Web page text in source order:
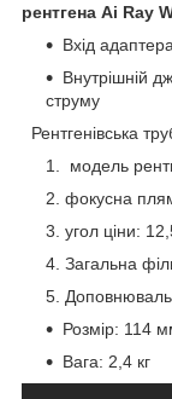
рентгена Ai Ray
Вхід
Внутрішній
струму
Рентгенівська
модель
фокусна
угол ціни:
Загальна
Розмір: 114
Вага: 2,4 кг